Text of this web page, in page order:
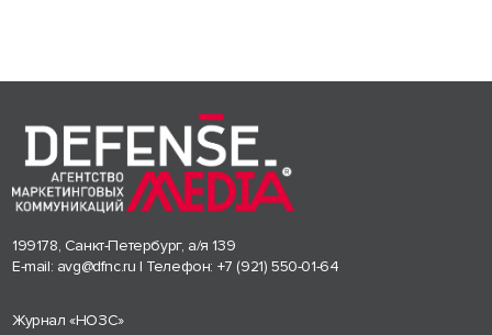
199178, Санкт-Петербург, а/я 139
E-mail: avg@dfnc.ru | Телефон: +7 (921) 550-01-64
Журнал «НОЗС»